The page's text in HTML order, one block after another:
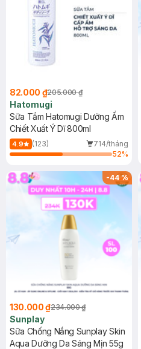
82.000 ₫205.000 ₫
Hatomugi
Sữa Tắm Hatomugi Dưỡng Ẩm
Chiết Xuất Ý Dĩ 800ml
4.9 (123)
714/tháng
52%
-44%
130.000 ₫234.000 ₫
Sunplay
Sữa Chống Nắng Sunplay Skin
Aqua Dưỡng Da Sáng Mịn 55g